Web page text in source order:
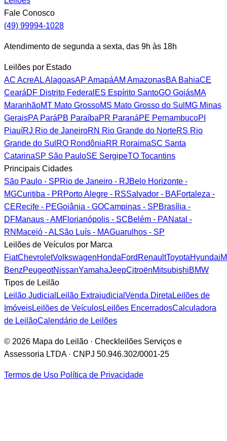
Fale Conosco
(49) 99994-1028
Atendimento de segunda a sexta, das 9h às 18h
Leilões por Estado
AC AcreALAlagoasAP AmapáAM AmazonasBABahiaCE
CearáDF Distrito Federal ES Espírito SantoGO GoiásMA
MaranhãoMT Mato GrossoMS Mato Grosso do Sul MG Minas
GeraisPAParáPB ParaíbaPR ParanáPE PernambucoPI
PiauíRJ Rio de JaneiroRN Rio Grande do NorteRS Rio
Grande do Sul RO RondôniaRR RoraimaSC Santa
CatarinaSP São PauloSE SergipeTO Tocantins
Principais Cidades
São Paulo - SPRio de Janeiro - RJBelo Horizonte -
MGCuritiba - PRPorto Alegre - RSSalvador - BAFortaleza -
CERecife - PEGoiânia - GOCampinas - SPBrasília -
DFManaus - AM Florianópolis - SCBelém - PANatal -
RN Maceió - ALSão Luís - MAGuarulhos - SP
Leilões de Veículos por Marca
FiatChevroletVolkswagenHondaFord RenaultToyotaHyundai
BenzPeugeotNissanYamahaJeepCitroënMitsubishiBMW
Tipos de Leilão
Leilão Judicial Leilão Extrajudicial Venda Direta Leilões de
ImóveisLeilões de VeículosLeilões EncerradosCalculadora
de LeilãoCalendário de Leilões
© 2026 Mapa do Leilão · Checkleilões Serviços e
Assessoria LTDA · CNPJ 50.946.302/0001-25
Termos de Uso Política de Privacidade